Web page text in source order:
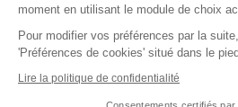
Contacts
moment en utilisant le module de choix
Pour modifier vos préférences par la
'Préférences de cookies' situé dans le
Lire la politique de confidentialité
Consentements certifiés par